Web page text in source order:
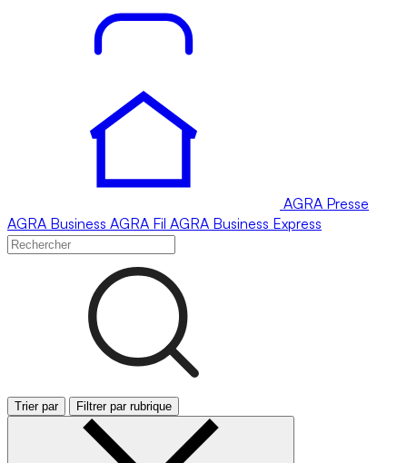
AGRA Presse
AGRA Business AGRA Fil AGRA Business Express
Trier par Filtrer par rubrique